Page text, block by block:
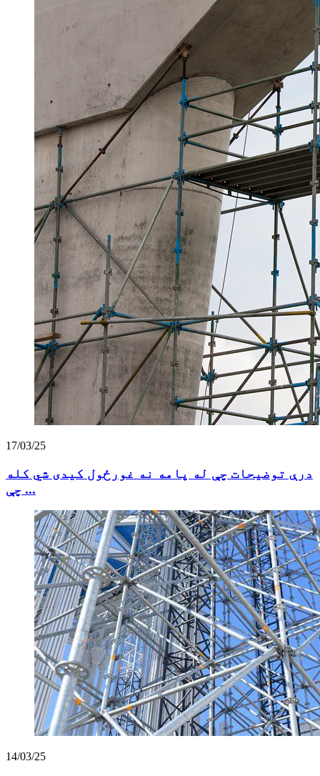
17/03/25
درې توضیحات چې له پامه نه غورځول کیدی شي کله
چې ...
14/03/25